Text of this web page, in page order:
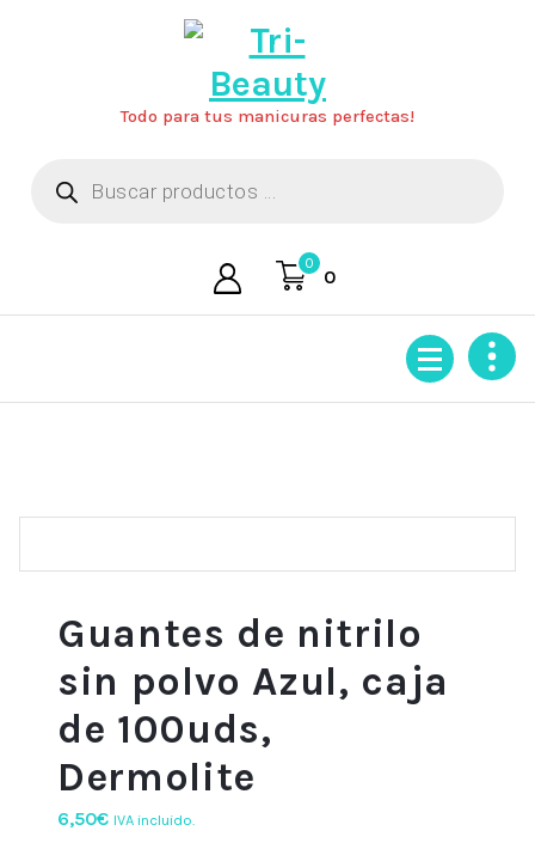
Todo para tus manicuras perfectas!
productos
0
0
Guantes de nitrilo
sin polvo Azul, caja
de 100uds,
Dermolite
6,50€ IVA incluido.